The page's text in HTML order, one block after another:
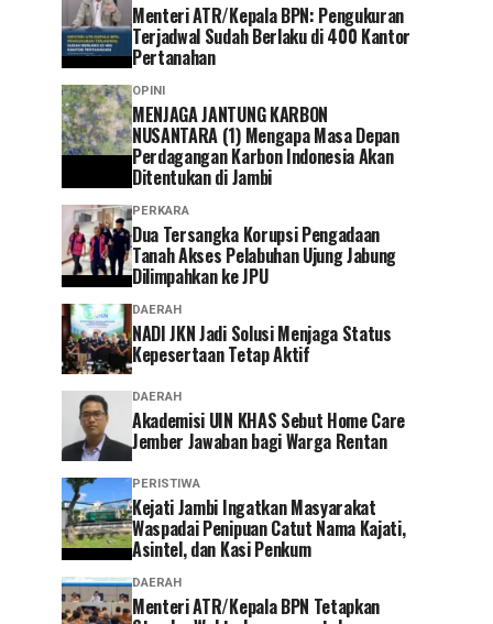
Menteri ATR/Kepala BPN: Pengukuran
Terjadwal Sudah Berlaku di 400 Kantor
Pertanahan
OPINI
MENJAGA JANTUNG KARBON
NUSANTARA (1) Mengapa Masa Depan
Perdagangan Karbon Indonesia Akan
Ditentukan di Jambi
PERKARA
Dua Tersangka Korupsi Pengadaan
Tanah Akses Pelabuhan Ujung Jabung
Dilimpahkan ke JPU
DAERAH
NADI JKN Jadi Solusi Menjaga Status
Kepesertaan Tetap Aktif
DAERAH
Akademisi UIN KHAS Sebut Home Care
Jember Jawaban bagi Warga Rentan
PERISTIWA
‎Kejati Jambi Ingatkan Masyarakat
Waspadai Penipuan Catut Nama Kajati,
Asintel, dan Kasi Penkum
DAERAH
Menteri ATR/Kepala BPN Tetapkan